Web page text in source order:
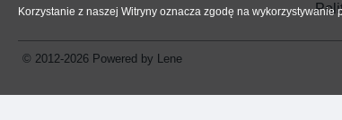
© 2012-2026 Powered by Lene
Korzystanie z naszej Witryny oznacza zgodę na